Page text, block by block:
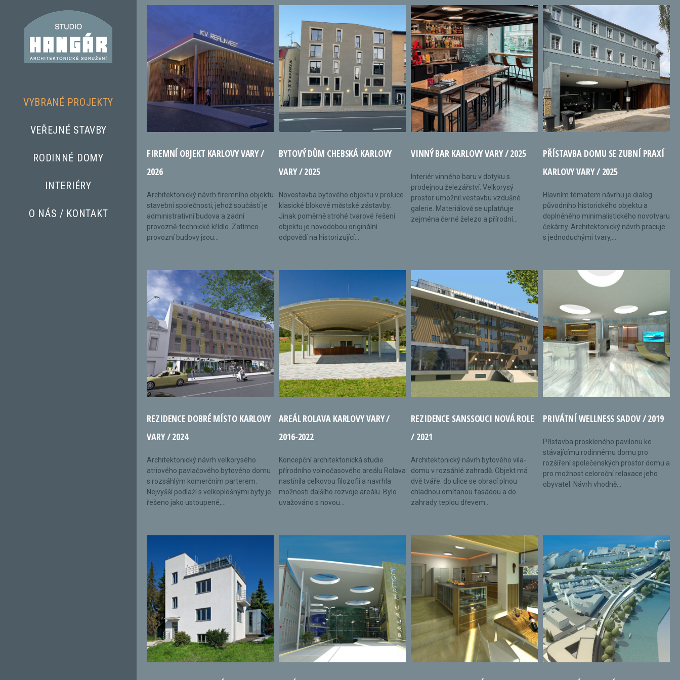
VYBRANÉ PROJEKTY
VEŘEJNÉ STAVBY
RODINNÉ DOMY
INTERIÉRY
O NÁS / KONTAKT
FIREMNÍ OBJEKT KARLOVY VARY /
2026
Architektonický návrh firemního objektu
stavební společnosti, jehož součástí je
administrativní budova a zadní
provozně-technické křídlo. Zatímco
provozní budovy jsou...
BYTOVÝ DŮM CHEBSKÁ KARLOVY
VARY / 2025
Novostavba bytového objektu v proluce
klasické blokové městské zástavby.
Jinak poměrně strohé tvarové řešení
objektu je novodobou originální
odpovědí na historizující...
VINNÝ BAR KARLOVY VARY / 2025
Interiér vinného baru v dotyku s
prodejnou železářství. Velkorysý
prostor umožnil vestavbu vzdušné
galerie. Materiálově se uplatňuje
zejména černé železo a přírodní...
PŘÍSTAVBA DOMU SE ZUBNÍ PRAXÍ
KARLOVY VARY / 2025
Hlavním tématem návrhu je dialog
původního historického objektu a
doplněného minimalistického novotvaru
čekárny. Architektonický návrh pracuje
s jednoduchými tvary,...
REZIDENCE DOBRÉ MÍSTO KARLOVY
VARY / 2024
Architektonický návrh velkorysého
atriového pavlačového bytového domu
s rozsáhlým komerčním parterem.
Nejvyšší podlaží s velkoplošnými byty je
řešeno jako ustoupené,...
AREÁL ROLAVA KARLOVY VARY /
2016-2022
Koncepční architektonická studie
přírodního volnočasového areálu Rolava
nastínila celkovou filozofii a navrhla
možnosti dalšího rozvoje areálu. Bylo
uvažováno s novou...
REZIDENCE SANSSOUCI NOVÁ ROLE
/ 2021
Architektonický návrh bytového vila-
domu v rozsáhlé zahradě. Objekt má
dvě tváře: do ulice se obrací plnou
chladnou omítanou fasádou a do
zahrady teplou dřevem...
PRIVÁTNÍ WELLNESS SADOV / 2019
Přístavba proskleného pavilonu ke
stávajícímu rodinnému domu pro
rozšíření společenských prostor domu a
pro možnost celoroční relaxace jeho
obyvatel. Návrh vhodně...